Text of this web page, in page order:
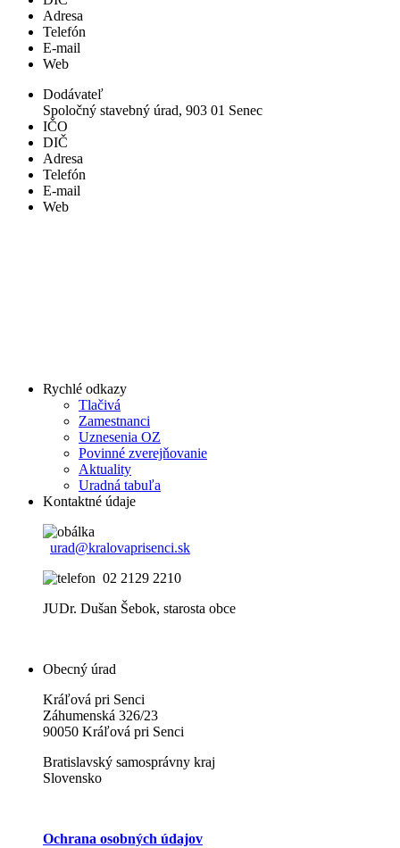
Adresa
Telefón
E-mail
Web
Dodávateľ
Spoločný stavebný úrad, 903 01 Senec
IČO
DIČ
Adresa
Telefón
E-mail
Web
Rychlé odkazy
Tlačivá
Zamestnanci
Uznesenia OZ
Povinné zverejňovanie
Aktuality
Uradná tabuľa
Kontaktné údaje
urad@kralovaprisenci.sk
02 2129 2210
JUDr. Dušan Šebok, starosta obce
Obecný úrad
Kráľová pri Senci
Záhumenská 326/23
90050 Kráľová pri Senci
Bratislavský samosprávny kraj
Slovensko
Ochrana osobných údajov